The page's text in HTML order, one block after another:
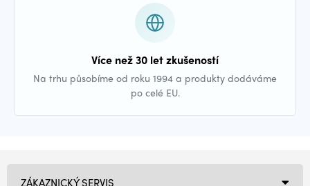
Více než 30 let zkušeností
Na trhu působíme od roku 1994 a produkty dodáváme
po celé EU.
ZÁKAZNICKÝ SERVIS